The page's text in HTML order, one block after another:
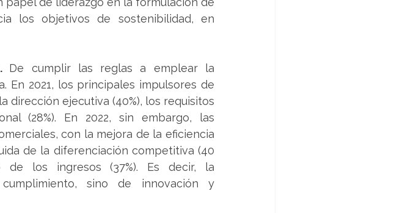
los objetivos de sostenibilidad, en
De cumplir las reglas a emplear la
En 2021, los principales impulsores de
dirección ejecutiva (40%), los requisitos
(28%). En 2022, sin embargo, las
con la mejora de la eficiencia
de la diferenciación competitiva (40
de los ingresos (37%). Es decir, la
sino de innovación y